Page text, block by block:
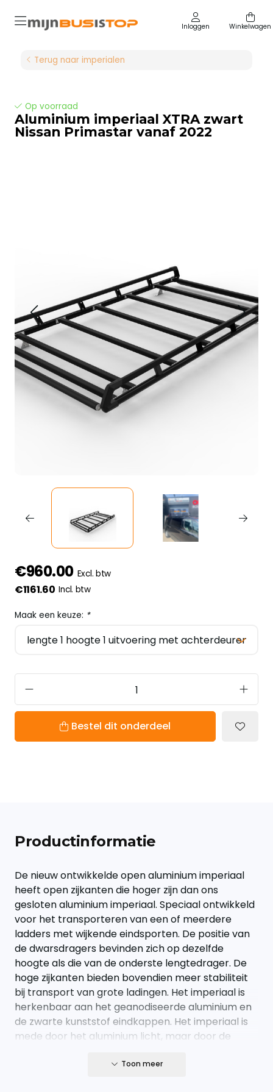
Inloggen Winkelwagen
Terug naar imperialen
Op voorraad
Aluminium imperiaal XTRA zwart
Nissan Primastar vanaf 2022
€960.00 Excl. btw
€1161.60 Incl. btw
Maak een keuze: *
Bestel dit onderdeel
Productinformatie
De nieuw ontwikkelde open aluminium imperiaal
heeft open zijkanten die hoger zijn dan ons
gesloten aluminium imperiaal. Speciaal ontwikkeld
voor het transporteren van een of meerdere
ladders met wijkende eindsporten. De positie van
de dwarsdragers bevinden zich op dezelfde
hoogte als die van de onderste lengtedrager. De
hoge zijkanten bieden bovendien meer stabiliteit
bij transport van grote ladingen. Het imperiaal is
herkenbaar aan het geanodiseerde aluminium en
de zwarte kunststof eindkappen. Het imperiaal is
mede door het aluminium licht, maar door de
zeker net zo sterk als het stalen imperiaal.
Toon meer